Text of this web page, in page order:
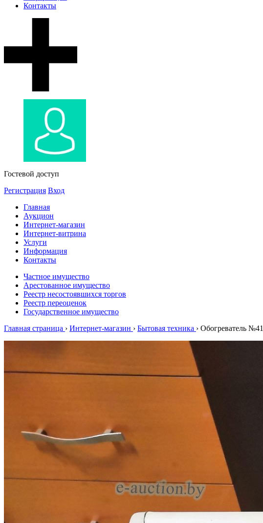
Контакты
Гостевой доступ
Регистрация Вход
Главная
Аукцион
Интернет-магазин
Интернет-витрина
Услуги
Информация
Контакты
Частное имущество
Арестованное имущество
Реестр несостоявшихся торгов
Реестр переоценок
Государственное имущество
Главная страница › Интернет-магазин › Бытовая техника › Обогреватель №41